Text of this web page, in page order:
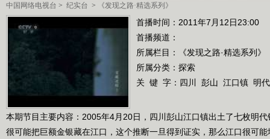
中国网络电视台 > 纪实台 > 《发现之路·精选系列》
首播时间：2011年7月12日23:00
首播频道：
所属栏目：
《发现之路·精选系列》
所属分类：探索
关 键 字： 四川 彭山 江口镇 明
本期节目主要内容：2005年4月20日，四川彭山江口镇出土了七枚明
很可能把巨额金银藏在江口，这个推断一旦得到证实，那么江口很可